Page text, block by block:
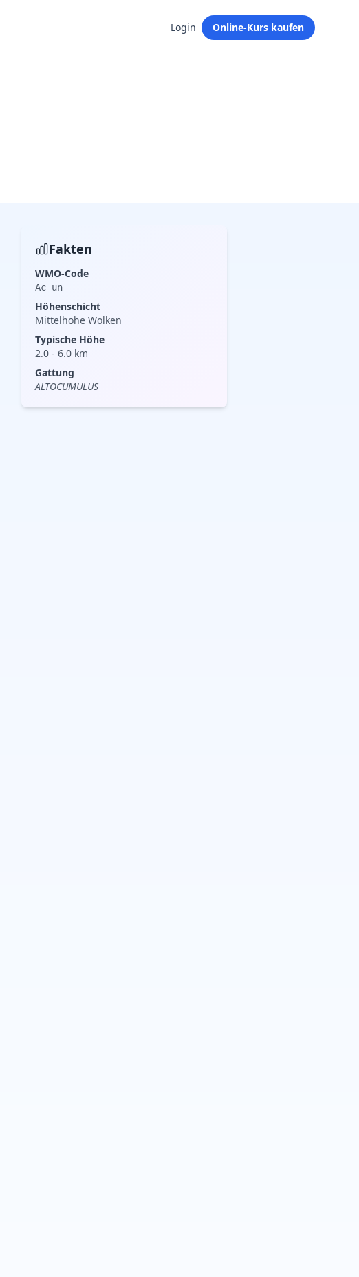
Login Online-Kurs kaufen
Fakten
WMO-Code
Ac un
Höhenschicht
Mittelhohe Wolken
Typische Höhe
2.0 - 6.0 km
Gattung
ALTOCUMULUS